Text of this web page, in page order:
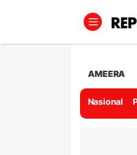
AMEERA
Nasional